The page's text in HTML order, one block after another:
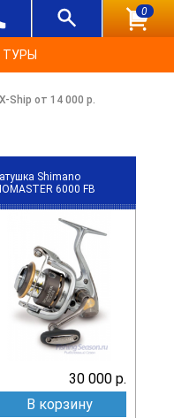
0
Ship от 14 000 р.
Shimano
6000 FB
30 000 р.
В корзину